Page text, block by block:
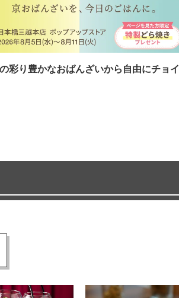
彩り豊かなおばんざいから自由にチョイ